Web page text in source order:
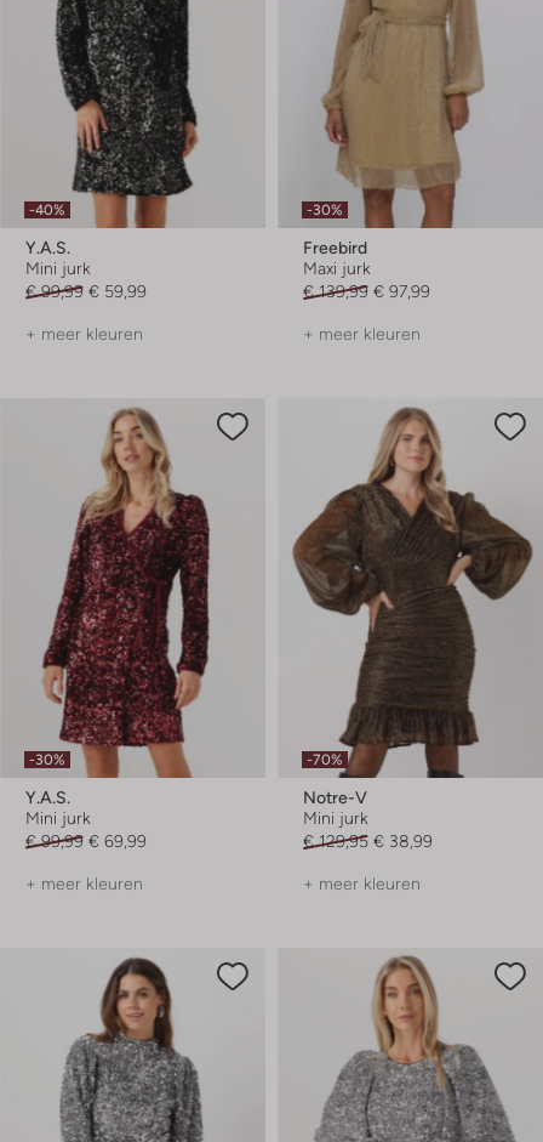
-40%
Y.a.s.
Mini jurk
€ 99,99 € 59,99
+ meer kleuren
-30%
Freebird
Maxi jurk
€ 139,99 € 97,99
+ meer kleuren
-30%
Y.a.s.
Mini jurk
€ 99,99 € 69,99
+ meer kleuren
-70%
Notre-V
Mini jurk
€ 129,95 € 38,99
+ meer kleuren